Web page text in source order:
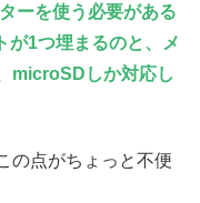
ーを使う必要がある
1つ埋まるのと、メ
microSDしか対応し
の点がちょっと不便